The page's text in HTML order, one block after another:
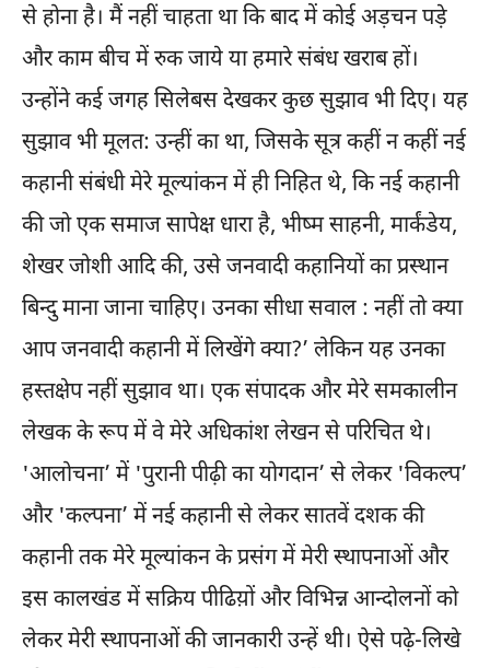
से होना है। मैं नहीं चाहता था कि बाद में कोई अड़चन पड़े
और काम बीच में रुक जाये या हमारे संबंध खराब हों।
उन्होंने कई जगह सिलेबस देखकर कुछ सुझाव भी दिए। यह
सुझाव भी मूलत: उन्हीं का था, जिसके सूत्र कहीं न कहीं नई
कहानी संबंधी मेरे मूल्यांकन में ही निहित थे, कि नई कहानी
की जो एक समाज सापेक्ष धारा है, भीष्म साहनी, मार्कंडेय,
शेखर जोशी आदि की, उसे जनवादी कहानियों का प्रस्थान
बिन्दु माना जाना चाहिए। उनका सीधा सवाल : नहीं तो क्या
आप जनवादी कहानी में लिखेंगे क्या?’ लेकिन यह उनका
हस्तक्षेप नहीं सुझाव था। एक संपादक और मेरे समकालीन
लेखक के रूप में वे मेरे अधिकांश लेखन से परिचित थे।
'आलोचना’ में 'पुरानी पीढ़ी का योगदान’ से लेकर 'विकल्प’
और 'कल्पना’ में नई कहानी से लेकर सातवें दशक की
कहानी तक मेरे मूल्यांकन के प्रसंग में मेरी स्थापनाओं और
इस कालखंड में सक्रिय पीढिय़ों और विभिन्न आन्दोलनों को
लेकर मेरी स्थापनाओं की जानकारी उन्हें थी। ऐसे पढ़े-लिखे